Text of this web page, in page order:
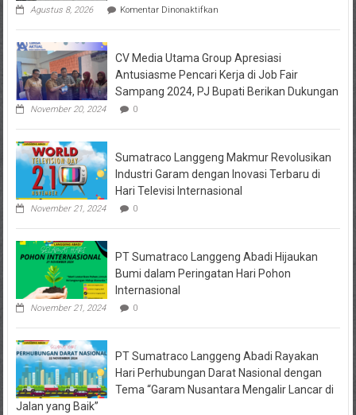
Agustus 8, 2026 Komentar Dinonaktifkanpada
Polisi
Kediri
Jadi
Tersangka
Penipuan
Korban
Desak
Penahanan
CV Media Utama Group Apresiasi
Antusiasme Pencari Kerja di Job Fair
Sampang 2024, PJ Bupati Berikan Dukungan
November 20, 2024 0
Sumatraco Langgeng Makmur Revolusikan
Industri Garam dengan Inovasi Terbaru di
Hari Televisi Internasional
November 21, 2024 0
PT Sumatraco Langgeng Abadi Hijaukan
Bumi dalam Peringatan Hari Pohon
Internasional
November 21, 2024 0
PT Sumatraco Langgeng Abadi Rayakan
Hari Perhubungan Darat Nasional dengan
Tema “Garam Nusantara Mengalir Lancar di
Jalan yang Baik”